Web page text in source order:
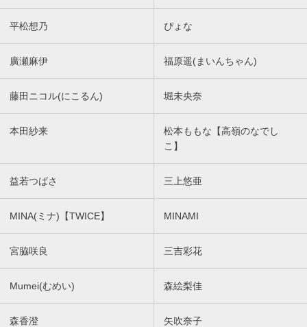
平松想乃 ぴょな
廣瀬麻伊 福原遥(まいんちゃん)
藤田ニコル(にこるん) 堀未央奈
本田紗来
松本ももな【高嶺のなでし
こ】
益若つばさ 三上悠亜
MINA(ミナ)【TWICE】 MINAMI
宮脇咲良 三吉彩花
Mumei(むめい) 森絵梨佳
森香澄 矢吹奈子